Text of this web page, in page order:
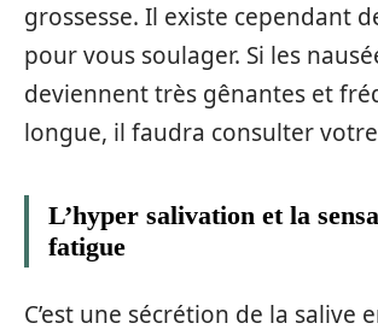
grossesse. Il existe cependant
pour vous soulager. Si les
deviennent très gênantes et
longue, il faudra consulter
L’hyper salivation et la
fatigue
C’est une sécrétion de la salive